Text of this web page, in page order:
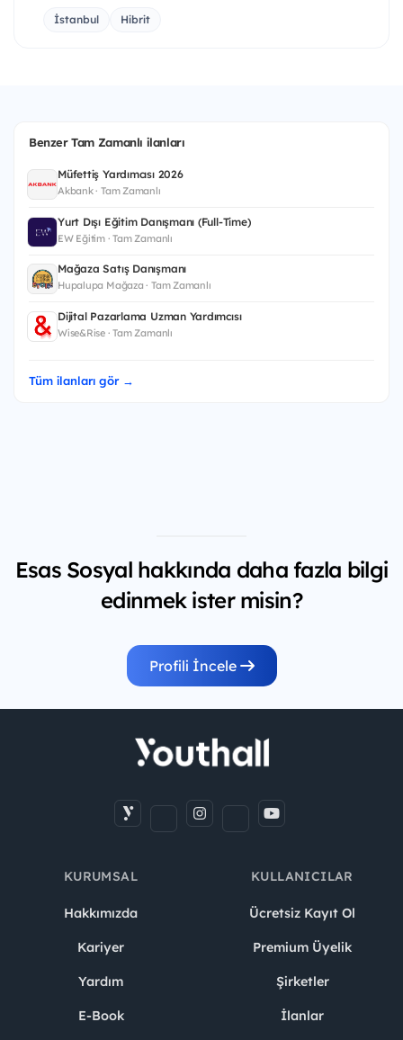
İstanbul Hibrit
Benzer Tam Zamanlı ilanları
Müfettiş Yardımcısı 2026
Akbank · Tam Zamanlı
Yurt Dışı Eğitim Danışmanı (Full-Time)
EW Eğitim · Tam Zamanlı
Mağaza Satış Danışmanı
Hupalupa Mağaza · Tam Zamanlı
Dijital Pazarlama Uzman Yardımcısı
Wise&Rise · Tam Zamanlı
Tüm ilanları gör →
Esas Sosyal hakkında daha fazla bilgi
edinmek ister misin?
Profili İncele
KURUMSAL
Hakkımızda
Kariyer
Yardım
E-Book
KULLANICILAR
Ücretsiz Kayıt Ol
Premium Üyelik
Şirketler
İlanlar